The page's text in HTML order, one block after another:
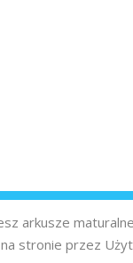
arkusze
stronie przez